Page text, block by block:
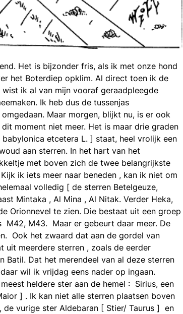
Het is bijzonder fris, als ik met onze hond
het Boterdiep opklim. Al direct toen ik de
ik al van mijn vooraf geraadpleegde
Ik heb dus de tussenjas
Maar morgen, blijkt nu, is er ook
moment niet meer. Het is maar drie graden
etcetera L. ] staat, heel vrolijk een
aan sterren. In het hart van het
met boven zich de twee belangrijkste
ik iets meer naar beneden , kan ik niet om
volledig [ de sterren Betelgeuze,
Mintaka , Al Mina , Al Nitak. Verder Heka,
Orionnevel te zien. Die bestaat uit een groep
M42, M43. Maar er gebeurt daar meer. De
Ook het zwaard dat aan de gordel van
uit meerdere sterren , zoals de eerder
Dat het merendeel van al deze sterren
wil ik vrijdag eens nader op ingaan.
heldere ster aan de hemel : Sirius, een
] . Ik kan niet alle sterren plaatsen boven
vurige ster Aldebaran [ Stier/ Taurus ] en